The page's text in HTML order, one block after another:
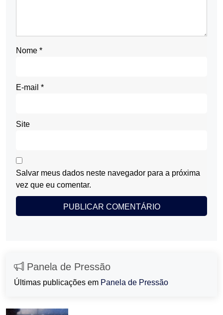
Nome *
E-mail *
Site
Salvar meus dados neste navegador para a próxima
vez que eu comentar.
Panela de Pressão
Últimas publicações em Panela de Pressão